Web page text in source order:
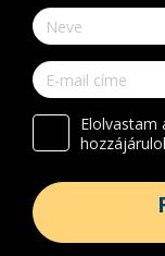
Elolvastam